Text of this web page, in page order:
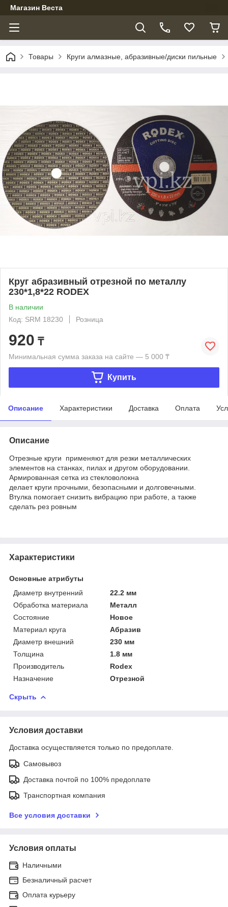
Магазин Веста
Товары Круги алмазные, абразивные/диски пильные
Круг абразивный отрезной по металлу
230*1,8*22 RODEX
В наличии
Код: SRM 18230
Розница
920 ₸
Минимальная сумма заказа на сайте — 5 000 ₸
Купить
Описание Характеристики Доставка Оплата
Описание
Отрезные круги применяют для резки металлических
элементов на станках, пилах и другом оборудовании.
Армированная сетка из стекловолокна
делает круги прочными, безопасными и долговечными.
Втулка помогает снизить вибрацию при работе, а также
сделать рез ровным
Характеристики
Основные атрибуты
Диаметр внутренний
22.2 мм
Обработка материала
Металл
Состояние
Новое
Материал круга
Абразив
Диаметр внешний
230 мм
Толщина
1.8 мм
Производитель
Rodex
Назначение
Отрезной
Скрыть
Условия доставки
Доставка осуществляется только по предоплате.
Самовывоз
Доставка почтой по 100% предоплате
Транспортная компания
Все условия доставки
Условия оплаты
Наличными
Безналичный расчет
Оплата курьеру